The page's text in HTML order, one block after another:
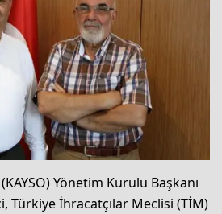
Yönetim Kurulu Başkanı
Türkiye İhracatçılar Meclisi (TİM)